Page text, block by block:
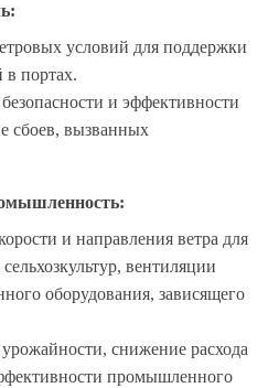
условий для поддержки
в портах.
и эффективности
сбоев, вызванных
и направления ветра для
вентиляции
оборудования, зависящего
снижение расхода
промышленного